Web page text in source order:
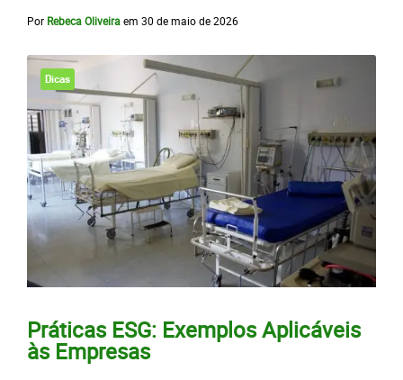
Por Rebeca Oliveiraem 30 de maio de 2026
Dicas
Práticas ESG: Exemplos Aplicáveis
às Empresas